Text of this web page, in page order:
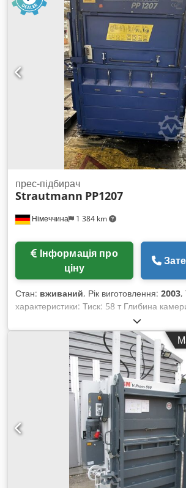
Німеччина 1 384 km
прес-підбирач
Strautmann PP1207
ціну
Стан: вживаний, Рік виготовлення: 2003,
характеристики: Тиск: 58 т Глибина
Матеріал: папір/картон/гофрокартон/
банки/ПЕТ пляшки Розмір
1145 x Ш: 600 мм Напруга: 400V / 50 V /
потужність: 4,0 кВт Маса машини прибл.:
Dsdpfozgvhuex Algokr Габарити машини
1,07 x 1,84 x 3,1 м Застосування: папір/
гофрокартон/пластик/жерстяні банки/ПЕТ
просторово-економічне рішення для
конструкція автоматичне повернення
для підвищення зручності обслуговування
передній панелі двері, які переміщуються
близько 600 мм Розмір прес-камери/
600 x 600 мм (0,36 м³) Блок для обв’язки: